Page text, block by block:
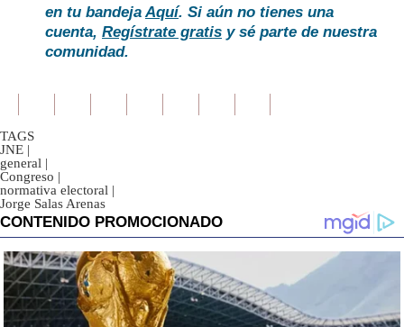
en tu bandejaAquí. Si aún no tienes una
cuenta, Regístrate gratis y sé parte de nuestra
comunidad.
TAGS
JNE |
general |
Congreso |
normativa electoral |
Jorge Salas Arenas